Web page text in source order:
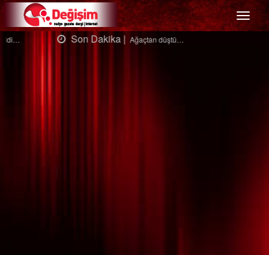
Menü
Son Dakika |Ağaçtan düştü…